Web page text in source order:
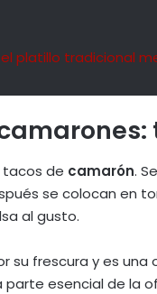
platillo tradicional
tacos de camarón.
se colocan en
al gusto.
su frescura y es
parte esencial de la